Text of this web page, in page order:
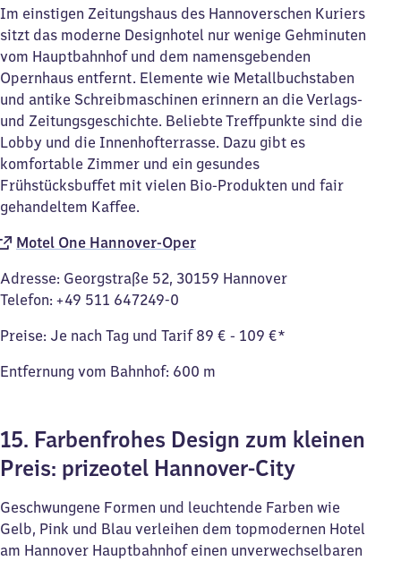
Im einstigen Zeitungshaus des Hannoverschen Kuriers
sitzt das moderne Designhotel nur wenige Gehminuten
vom Hauptbahnhof und dem namensgebenden
Opernhaus entfernt. Elemente wie Metallbuchstaben
und antike Schreibmaschinen erinnern an die Verlags-
und Zeitungsgeschichte. Beliebte Treffpunkte sind die
Lobby und die Innenhofterrasse. Dazu gibt es
komfortable Zimmer und ein gesundes
Frühstücksbuffet mit vielen Bio-Produkten und fair
gehandeltem Kaffee.
Motel One Hannover-Oper
Adresse: Georgstraße 52, 30159 Hannover
Telefon: +49 511 647249-0
Preise: Je nach Tag und Tarif 89 € - 109 €*
Entfernung vom Bahnhof: 600 m
15. Farbenfrohes Design zum kleinen
Preis: prizeotel Hannover-City
Geschwungene Formen und leuchtende Farben wie
Gelb, Pink und Blau verleihen dem topmodernen Hotel
am Hannover Hauptbahnhof einen unverwechselbaren